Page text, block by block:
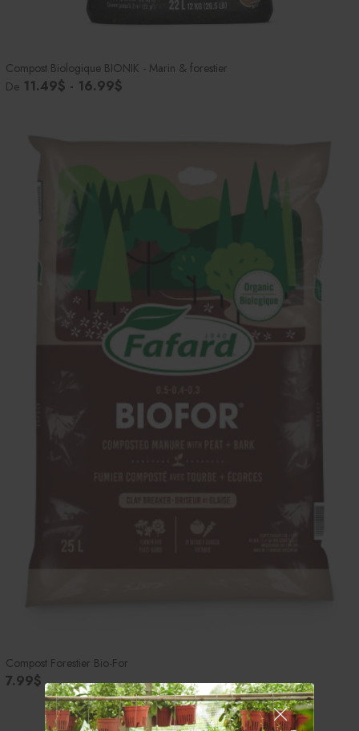
Compost Biologique BIONIK - Marin & forestier
De 11.49$ - 16.99$
Compost Forestier Bio-For
7.99$